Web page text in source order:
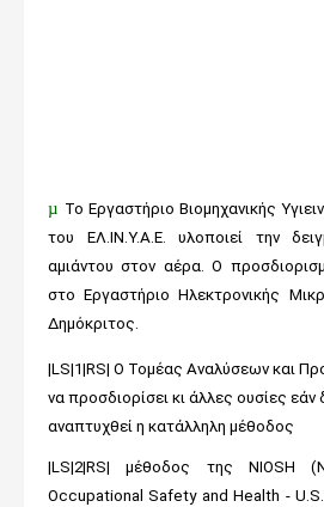
µ Το Εργαστήριο Βιομηχανικής
του ΕΛ.ΙΝ.Υ.Α.Ε. υλοποιεί την
αμιάντου στον αέρα. Ο
στο Εργαστήριο Ηλεκτρονικής
Δημόκριτος.
|LS|1|RS| Ο Τομέας Αναλύσεων και
να προσδιορίσει κι άλλες ουσίες εάν
αναπτυχθεί η κατάλληλη μέθοδος
|LS|2|RS|μέθοδος της NIOSH
Occupational Safety and Health -